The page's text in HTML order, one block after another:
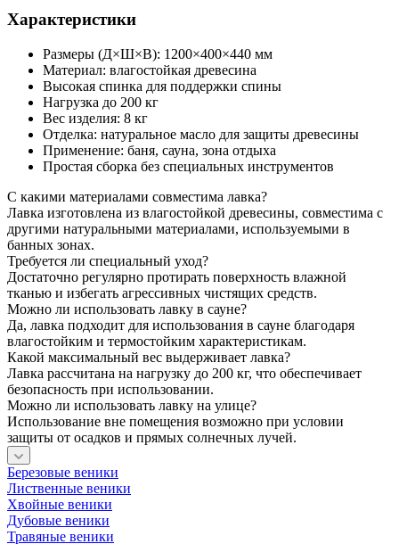
Характеристики
Размеры (Д×Ш×В): 1200×400×440 мм
Материал: влагостойкая древесина
Высокая спинка для поддержки спины
Нагрузка до 200 кг
Вес изделия: 8 кг
Отделка: натуральное масло для защиты древесины
Применение: баня, сауна, зона отдыха
Простая сборка без специальных инструментов
С какими материалами совместима лавка?
Лавка изготовлена из влагостойкой древесины, совместима с
другими натуральными материалами, используемыми в
банных зонах.
Требуется ли специальный уход?
Достаточно регулярно протирать поверхность влажной
тканью и избегать агрессивных чистящих средств.
Можно ли использовать лавку в сауне?
Да, лавка подходит для использования в сауне благодаря
влагостойким и термостойким характеристикам.
Какой максимальный вес выдерживает лавка?
Лавка рассчитана на нагрузку до 200 кг, что обеспечивает
безопасность при использовании.
Можно ли использовать лавку на улице?
Использование вне помещения возможно при условии
защиты от осадков и прямых солнечных лучей.
Березовые веники
Лиственные веники
Хвойные веники
Дубовые веники
Травяные веники